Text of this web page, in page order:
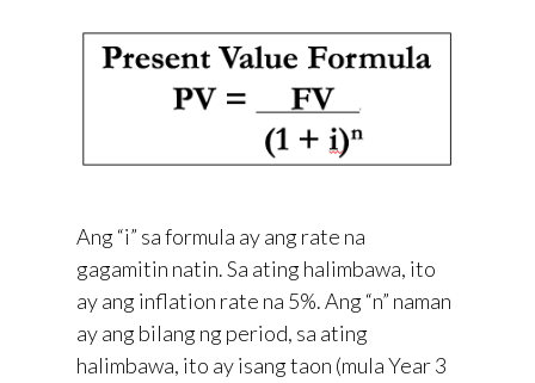
Ang “i” sa formula ay ang rate na
gagamitin natin. Sa ating halimbawa, ito
ay ang inflation rate na 5%. Ang “n” naman
ay ang bilang ng period, sa ating
halimbawa, ito ay isang taon (mula Year 3